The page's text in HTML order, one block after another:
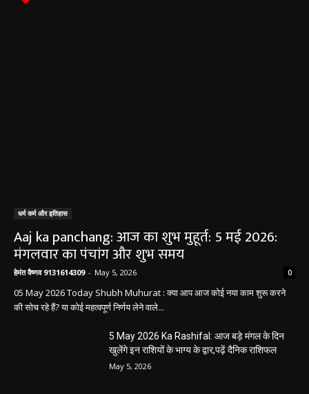
धर्म कर्म और इतिहास
Aaj ka panchang: आज का शुभ मुहूर्त: 5 मई 2026:
मंगलवार का पंचांग और शुभ समय
हेमंत वैष्णव 9131614309 - May 5, 2026 0
05 May 2026 Today Shubh Muhurat : क्या आप आज कोई नया काम शुरू करने
की सोच रहे हैं? या कोई महत्वपूर्ण निर्णय लेने वाले...
5 May 2026 Ka Rashifal: आज बड़े मंगल के दिन
खुलेंगे इन राशियों के भाग्य के द्वार,पढ़ें दैनिक राशिफल
May 5, 2026